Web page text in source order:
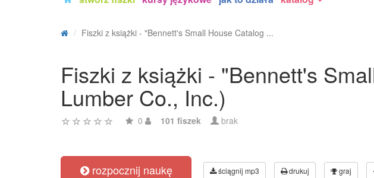
Fiszki z książki - "Bennett's Small House Catalog ...
Fiszki z książki - "Bennett's
Lumber Co., Inc.)
0 101 fiszek brak
rozpocznij naukę ściągnij mp3 drukuj graj